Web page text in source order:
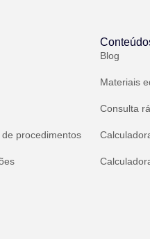
procedimentos
Blog
Materiais
Consulta